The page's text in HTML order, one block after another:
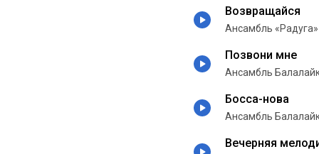
Возвращайся
Ансамбль «Радуга»
Позвони мне
Ансамбль
Босса-нова
Ансамбль
Вечерняя